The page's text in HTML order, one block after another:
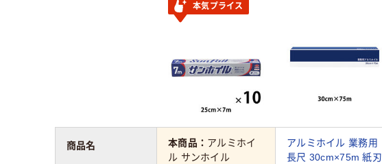
本気プライス
本商品： アルミホイ
ル サンホイル
アルミホイル 業務用
長尺 30cm×75m 紙刃
商品名